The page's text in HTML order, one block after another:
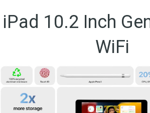
iPad 10.2 Inch
WiFi